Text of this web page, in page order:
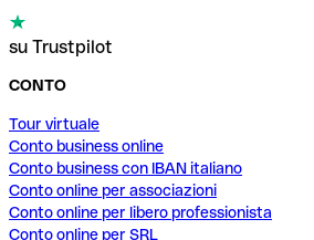
su Trustpilot
CONTO
Tour virtuale
Conto business online
Conto business con IBAN italiano
Conto online per associazioni
Conto online per libero professionista
Conto online per SRL